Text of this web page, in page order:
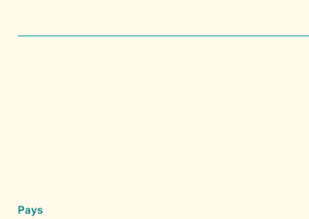
Pays